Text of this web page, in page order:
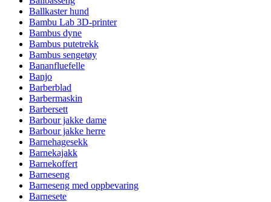
Ballkaster hund
Bambu Lab 3D-printer
Bambus dyne
Bambus putetrekk
Bambus sengetøy
Bananfluefelle
Banjo
Barberblad
Barbermaskin
Barbersett
Barbour jakke dame
Barbour jakke herre
Barnehagesekk
Barnekajakk
Barnekoffert
Barneseng
Barneseng med oppbevaring
Barnesete